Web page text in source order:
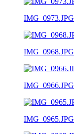
IMG_0973.JPG
IMG_0968.JPG
IMG_0966.JPG
IMG_0965.JPG